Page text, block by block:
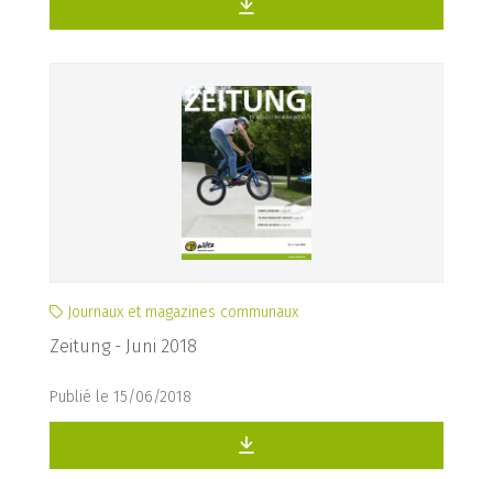
Journaux et magazines communaux
Zeitung - Juni 2018
Publié le 15/06/2018